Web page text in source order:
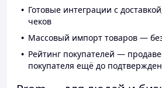
Готовые интеграции с
чеков
Массовый импорт товаров —
Рейтинг покупателей —
покупателя ещё до